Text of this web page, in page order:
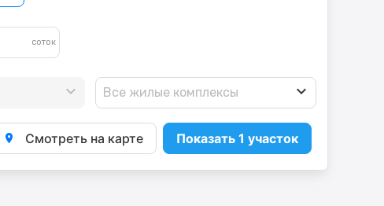
Все жилые комплексы
Смотреть на карте Показать 1 участок